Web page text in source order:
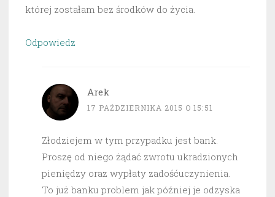
której zostałam bez środków do życia.
Odpowiedz
Arek
17 PAŹDZIERNIKA 2015 O 15:51
Złodziejem w tym przypadku jest bank.
Proszę od niego żądać zwrotu ukradzionych
pieniędzy oraz wypłaty zadośćuczynienia.
To już banku problem jak później je odzyska